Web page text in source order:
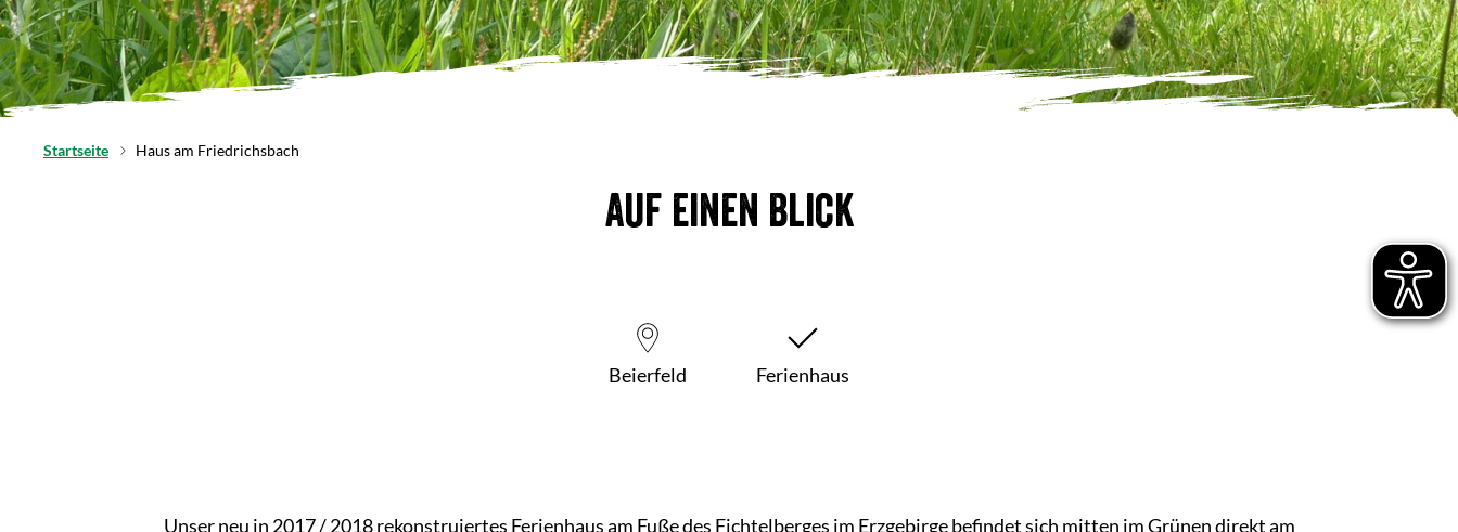
Startseite Haus am Friedrichsbach
Auf einen Blick
Beierfeld Ferienhaus
Unser neu in 2017 / 2018 rekonstruiertes Ferienhaus am Fuße des Fichtelberges im Erzgebirge befindet sich mitten im Grünen direkt am